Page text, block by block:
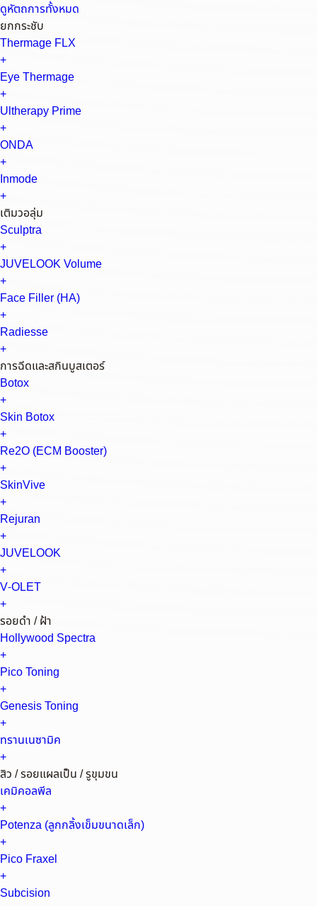
ดูหัตถการทั้งหมด
ยกกระชับ
Thermage FLX
+
Eye Thermage
+
Ultherapy Prime
+
ONDA
+
Inmode
+
เติมวอลุ่ม
Sculptra
+
JUVELOOK Volume
+
Face Filler (HA)
+
Radiesse
+
การฉีดและสกินบูสเตอร์
Botox
+
Skin Botox
+
Re2O (ECM Booster)
+
SkinVive
+
Rejuran
+
JUVELOOK
+
V-OLET
+
รอยดำ / ฝ้า
Hollywood Spectra
+
Pico Toning
+
Genesis Toning
+
ทรานเนซามิค
+
สิว / รอยแผลเป็น / รูขุมขน
เคมิคอลพีล
+
Potenza (ลูกกลิ้งเข็มขนาดเล็ก)
+
Pico Fraxel
+
Subcision